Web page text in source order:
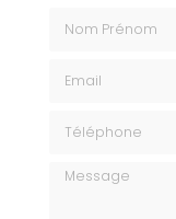
Message